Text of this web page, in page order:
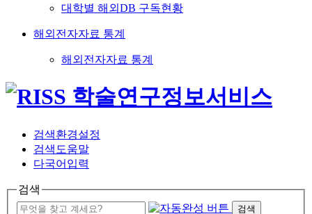
대학별 해외DB 구독현황
해외전자자료 통계
해외전자자료 통계
검색환경설정
검색도움말
다국어입력
검색
검색